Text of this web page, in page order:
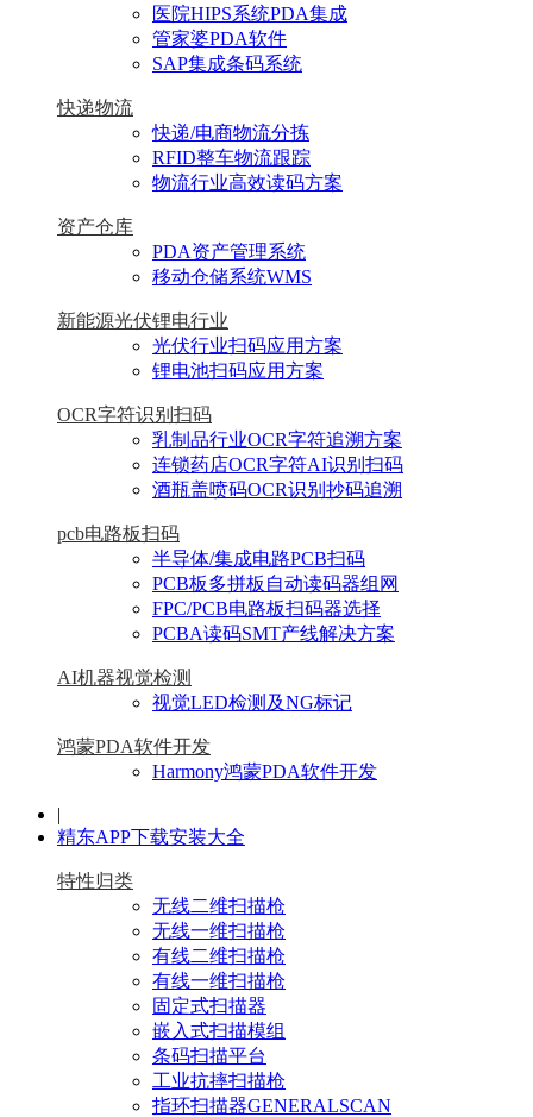
医院HIPS系统PDA集成
管家婆PDA软件
SAP集成条码系统
快递物流
快递/电商物流分拣
RFID整车物流跟踪
物流行业高效读码方案
资产仓库
PDA资产管理系统
移动仓储系统WMS
新能源光伏锂电行业
光伏行业扫码应用方案
锂电池扫码应用方案
OCR字符识别扫码
乳制品行业OCR字符追溯方案
连锁药店OCR字符AI识别扫码
酒瓶盖喷码OCR识别抄码追溯
pcb电路板扫码
半导体/集成电路PCB扫码
PCB板多拼板自动读码器组网
FPC/PCB电路板扫码器选择
PCBA读码SMT产线解决方案
AI机器视觉检测
视觉LED检测及NG标记
鸿蒙PDA软件开发
Harmony鸿蒙PDA软件开发
|
精东APP下载安装大全
特性归类
无线二维扫描枪
无线一维扫描枪
有线二维扫描枪
有线一维扫描枪
固定式扫描器
嵌入式扫描模组
条码扫描平台
工业抗摔扫描枪
指环扫描器GENERALSCAN